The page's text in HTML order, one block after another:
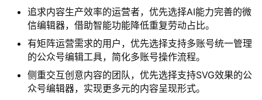
追求内容生产效率的运营者，优先选择AI能力完善的微
信编辑器，借助智能功能降低重复劳动占比。
有矩阵运营需求的用户，优先选择支持多账号统一管理
的公众号编辑工具，简化多账号操作流程。
侧重交互创意内容的团队，优先选择支持SVG效果的公
众号编辑器，实现更多元的内容呈现形式。